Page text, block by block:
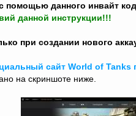
помощью данного инвайт
данной инструкции!!!
при создании нового
сайт World of Tanks
на скриншоте ниже.